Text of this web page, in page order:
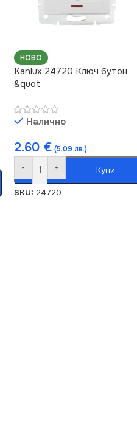
НОВО
Kanlux 24720 Ключ бутон
&quot
Налично
2.60 € (5.09 лв.)
- + Купи
SKU: 24720